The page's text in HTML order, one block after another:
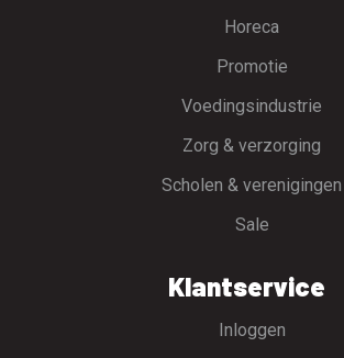
Horeca
Promotie
Voedingsindustrie
Zorg & verzorging
Scholen & verenigingen
Sale
Klantservice
Inloggen